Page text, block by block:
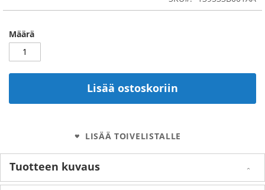
Määrä
Lisää ostoskoriin
LISÄÄ TOIVELISTALLE
Tuotteen kuvaus